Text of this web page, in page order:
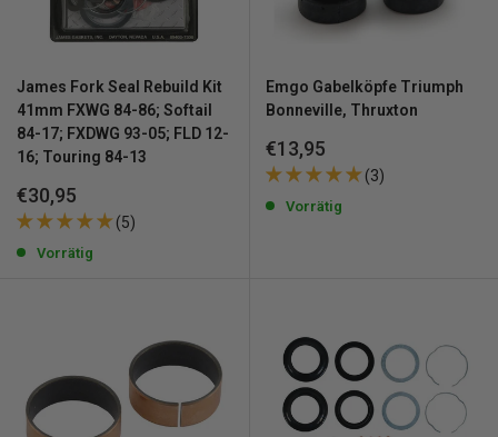
James Fork Seal Rebuild Kit
41mm FXWG 84-86; Softail
84-17; FXDWG 93-05; FLD 12-
16; Touring 84-13
Sonderpreis
€30,95
(5)
Vorrätig
Emgo Gabelköpfe Triumph
Bonneville, Thruxton
Sonderpreis
€13,95
(3)
Vorrätig